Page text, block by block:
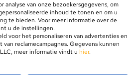
zoals wit en een andere
RGBWofRGB+CCT strip
Toon meer
omgaan met recyclen en
zijn?
analyse van onze bezoekersgegevens, om
inhoud te tonen en om u
te bieden. Voor meer informatie over de
u de instellingen.
voor het personaliseren van advertenties en
reclamecampagnes. Gegevens kunnen
meer informatie vindt u hier.